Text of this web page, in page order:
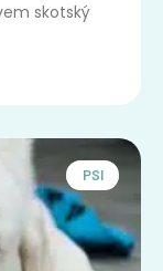
skotský
PSI